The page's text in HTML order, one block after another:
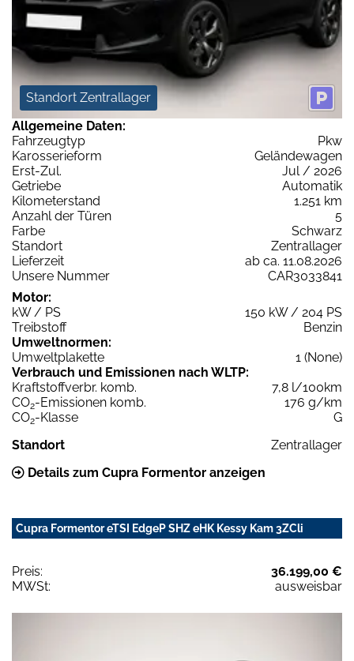
Standort Zentrallager
Allgemeine Daten:
Fahrzeugtyp
Pkw
Karosserieform
Geländewagen
Erst-Zul.
Jul / 2026
Getriebe
Automatik
Kilometerstand
1.251 km
Anzahl der Türen
5
Farbe
Schwarz
Standort
Zentrallager
Lieferzeit
ab ca. 11.08.2026
Unsere Nummer
CAR3033841
Motor:
kW / PS
150 kW / 204 PS
Treibstoff
Benzin
Umweltnormen:
Umweltplakette
1 (None)
Verbrauch und Emissionen nach WLTP:
Kraftstoffverbr. komb.
7,8 l/100km
CO2-Emissionen komb.
176 g/km
CO2-Klasse
G
Standort
Zentrallager
Details zum Cupra Formentor anzeigen
Cupra Formentor eTSI EdgeP SHZ eHK Kessy Kam 3ZCli
Preis:
36.199,00 €
MWSt:
ausweisbar